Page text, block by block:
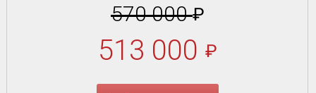
570 000₽
513 000 ₽